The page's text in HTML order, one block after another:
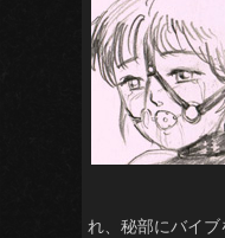
れ、秘部にバイブ